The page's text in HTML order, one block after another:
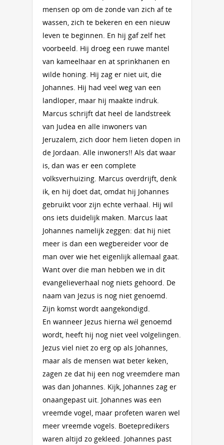
mensen op om de zonde van zich af te
wassen, zich te bekeren en een nieuw
leven te beginnen. En hij gaf zelf het
voorbeeld. Hij droeg een ruwe mantel
van kameelhaar en at sprinkhanen en
wilde honing. Hij zag er niet uit, die
Johannes. Hij had veel weg van een
landloper, maar hij maakte indruk.
Marcus schrijft dat heel de landstreek
van Judea en alle inwoners van
Jeruzalem, zich door hem lieten dopen in
de Jordaan. Alle inwoners!! Als dat waar
is, dan was er een complete
volksverhuizing. Marcus overdrijft, denk
ik, en hij doet dat, omdat hij Johannes
gebruikt voor zijn echte verhaal. Hij wil
ons iets duidelijk maken. Marcus laat
Johannes namelijk zeggen: dat hij niet
meer is dan een wegbereider voor de
man over wie het eigenlijk allemaal gaat.
Want over die man hebben we in dit
evangelieverhaal nog niets gehoord. De
naam van Jezus is nog niet genoemd.
Zijn komst wordt aangekondigd.
En wanneer Jezus hierna wél genoemd
wordt, heeft hij nog niet veel volgelingen.
Jezus viel niet zo erg op als Johannes,
maar als de mensen wat beter keken,
zagen ze dat hij een nog vreemdere man
was dan Johannes. Kijk, Johannes zag er
onaangepast uit. Johannes was een
vreemde vogel, maar profeten waren wel
meer vreemde vogels. Boetepredikers
waren altijd zo gekleed. Johannes past